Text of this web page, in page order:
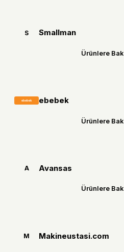
S Smallman
Ürünlere Bak
ebebek
Ürünlere Bak
A Avansas
Ürünlere Bak
M Makineustasi.com